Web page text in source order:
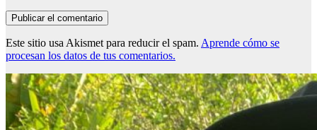
Este sitio usa Akismet para reducir el spam. Aprende cómo se
procesan los datos de tus comentarios.